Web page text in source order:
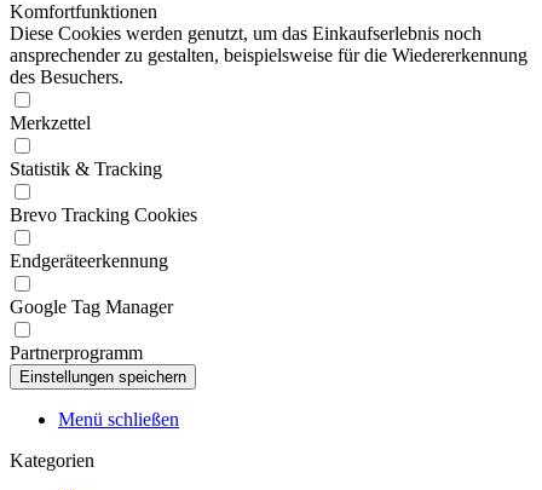
Komfortfunktionen
Diese Cookies werden genutzt, um das Einkaufserlebnis noch
ansprechender zu gestalten, beispielsweise für die Wiedererkennung
des Besuchers.
Merkzettel
Statistik & Tracking
Brevo Tracking Cookies
Endgeräteerkennung
Google Tag Manager
Partnerprogramm
Menü schließen
Kategorien